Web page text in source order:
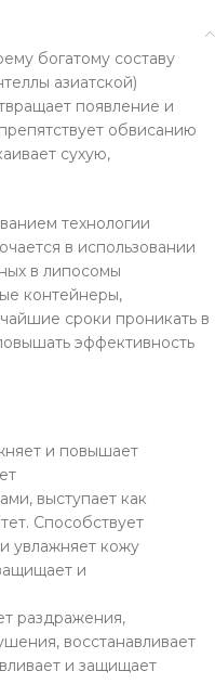
богатому составу
азиатской)
появление и
обвисанию
сухую,
технологии
в использовании
в липосомы
контейнеры,
сроки проникать в
эффективность
и повышает
выступает как
Способствует
увлажняет кожу
и
раздражения,
восстанавливает
и защищает